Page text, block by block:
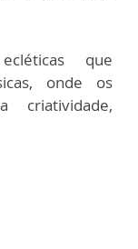
que
onde os
criatividade,